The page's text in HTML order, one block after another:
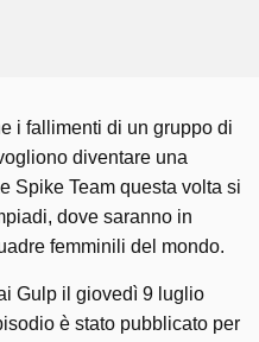
i fallimenti di un gruppo di
diventare una
Spike Team questa volta si
dove saranno in
femminili del mondo.
Gulp il giovedì 9 luglio
è stato pubblicato per